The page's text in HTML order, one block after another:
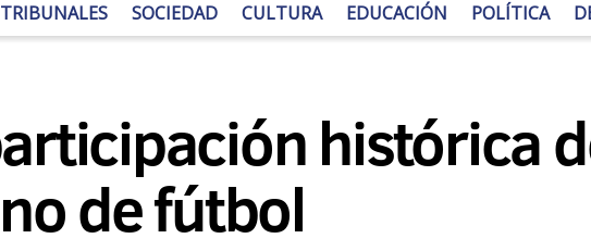
TRIBUNALES SOCIEDAD CULTURA EDUCACIÓN POLÍTICA
histórica
de fútbol